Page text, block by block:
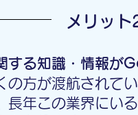
メリット
する知識・情報が
の方が渡航されてい
長年この業界にい